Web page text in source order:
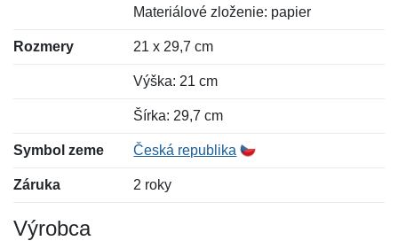
Materiálové zloženie: papier
Rozmery 21 x 29,7 cm
Výška: 21 cm
Šírka: 29,7 cm
Symbol zeme Česká republika
Záruka 2 roky
Výrobca